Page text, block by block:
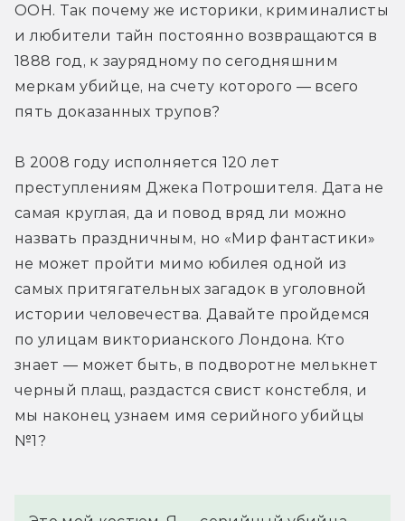
ООН. Так почему же историки, криминалисты
и любители тайн постоянно возвращаются в
1888 год, к заурядному по сегодняшним
меркам убийце, на счету которого — всего
пять доказанных трупов?
В 2008 году исполняется 120 лет
преступлениям Джека Потрошителя. Дата не
самая круглая, да и повод вряд ли можно
назвать праздничным, но «Мир фантастики»
не может пройти мимо юбилея одной из
самых притягательных загадок в уголовной
истории человечества. Давайте пройдемся
по улицам викторианского Лондона. Кто
знает — может быть, в подворотне мелькнет
черный плащ, раздастся свист констебля, и
мы наконец узнаем имя серийного убийцы
№1?